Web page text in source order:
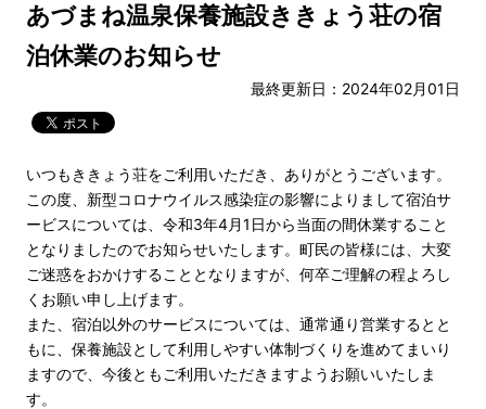
あづまね温泉保養施設ききょう荘の宿
泊休業のお知らせ
最終更新日：2024年02月01日
いつもききょう荘をご利用いただき、ありがとうございます。
この度、新型コロナウイルス感染症の影響によりまして宿泊サ
ービスについては、令和3年4月1日から当面の間休業すること
となりましたのでお知らせいたします。町民の皆様には、大変
ご迷惑をおかけすることとなりますが、何卒ご理解の程よろし
くお願い申し上げます。
また、宿泊以外のサービスについては、通常通り営業するとと
もに、保養施設として利用しやすい体制づくりを進めてまいり
ますので、今後ともご利用いただきますようお願いいたしま
す。